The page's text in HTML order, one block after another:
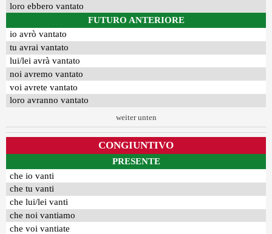
loro ebbero vantato
FUTURO ANTERIORE
io avrò vantato
tu avrai vantato
lui/lei avrà vantato
noi avremo vantato
voi avrete vantato
loro avranno vantato
weiter unten
CONGIUNTIVO
PRESENTE
che io vanti
che tu vanti
che lui/lei vanti
che noi vantiamo
che voi vantiate